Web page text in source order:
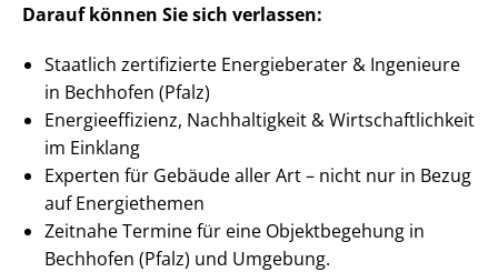
Darauf können Sie sich verlassen:
Staatlich zertifizierte Energieberater & Ingenieure
in Bechhofen (Pfalz)
En­er­gie­ef­fi­zi­enz, Nachhaltigkeit & Wirt­schaft­lich­keit
im Einklang
Experten für Gebäude aller Art – nicht nur in Bezug
auf Energiethemen
Zeitnahe Termine für eine Objektbegehung in
Bechhofen (Pfalz) und Umgebung.